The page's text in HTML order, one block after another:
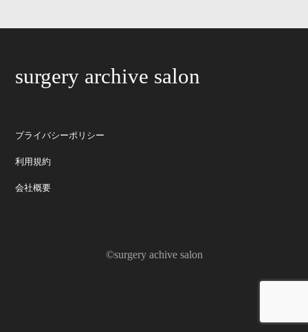
surgery archive salon
プライバシーポリシー
利用規約
会社概要
©surgery achive salon